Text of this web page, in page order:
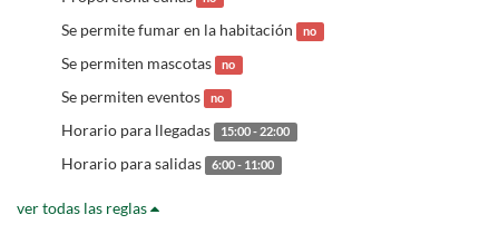
Se permite fumar en la habitación no
Se permiten mascotas no
Se permiten eventos no
Horario para llegadas 15:00 - 22:00
Horario para salidas 6:00 - 11:00
ver todas las reglas